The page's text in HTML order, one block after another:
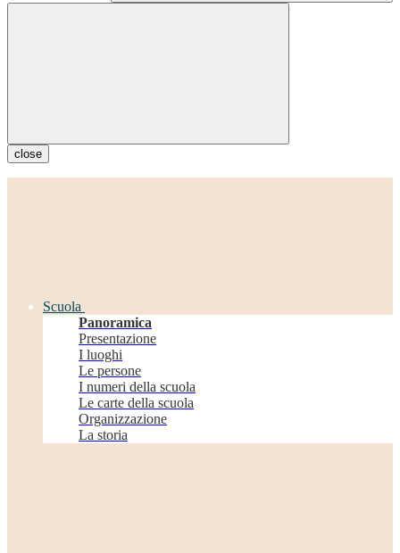
close
Scuola
Panoramica
Presentazione
I luoghi
Le persone
I numeri della scuola
Le carte della scuola
Organizzazione
La storia